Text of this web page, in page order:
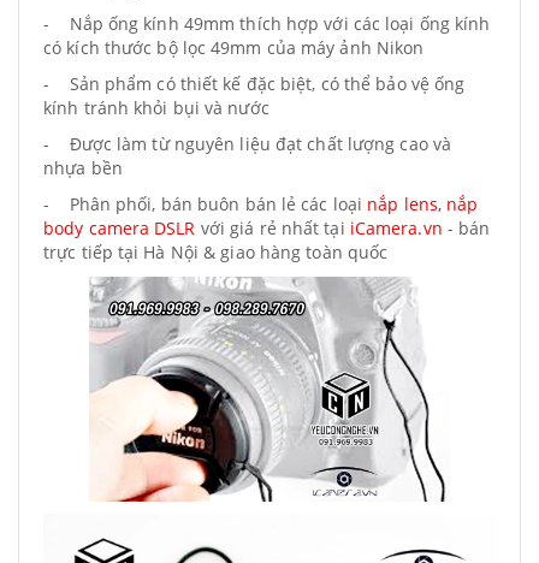
- Nắp ống kính 49mm thích hợp với các loại ống kính
có kích thước bộ lọc 49mm của máy ảnh Nikon
- Sản phẩm có thiết kế đặc biệt, có thể bảo vệ ống
kính tránh khỏi bụi và nước
- Được làm từ nguyên liệu đạt chất lượng cao và
nhựa bền
- Phân phối, bán buôn bán lẻ các loại nắp lens, nắp
body camera DSLR với giá rẻ nhất tại iCamera.vn - bán
trực tiếp tại Hà Nội & giao hàng toàn quốc